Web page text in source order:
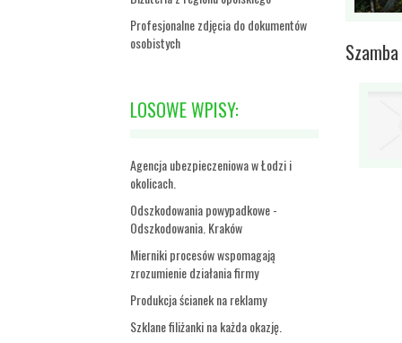
Profesjonalne zdjęcia do dokumentów
osobistych
LOSOWE WPISY:
Agencja ubezpieczeniowa w Łodzi i
okolicach.
Odszkodowania powypadkowe -
Odszkodowania. Kraków
Mierniki procesów wspomagają
zrozumienie działania firmy
Produkcja ścianek na reklamy
Szklane filiżanki na każda okazję.